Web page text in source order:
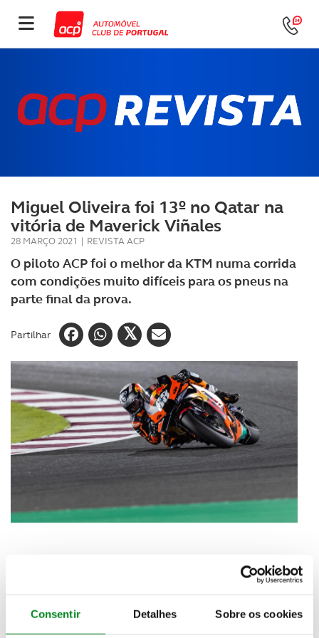
Consentir Detalhes Sobre os cookies
Miguel Oliveira foi 13º no Qatar na
vitória de Maverick Viñales
28 MARÇO 2021 | REVISTA ACP
O piloto ACP foi o melhor da KTM numa corrida
com condições muito difíceis para os pneus na
parte final da prova.
Partilhar
Era previsível que este não seria o circuito ideal
para as KTM. Apesar disso o piloto português que
partiu de 15º, chegou a rolar na 10ª posição e
acabou por ser o melhor entre os pilotos KTM,
terminando a corrida do Qatar na 13ª posição, atrás